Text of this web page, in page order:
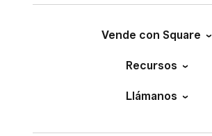
Vende con Square
Recursos
Llámanos